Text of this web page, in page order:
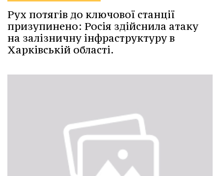
Рух потягів до ключової станції
призупинено: Росія здійснила атаку
на залізничну інфраструктуру в
Харківській області.